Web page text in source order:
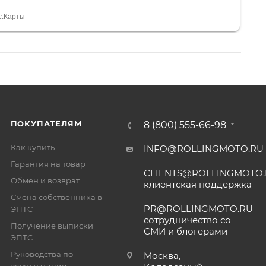
всегда на связи, очень детально всё
ПОКУПАТЕЛЯМ
Как купить
Гарантия на товар
Обмен и возврат
Смена собственника в
ЭПТС
Получение выписки
ЭПТС
Руководства по
8 (800) 555-66-98
INFO@ROLLINGMOTO.RU
клиентская поддержка
PR@ROLLINGMOTO.RU
сотрудничество со
СМИ и блогерами
Москва,